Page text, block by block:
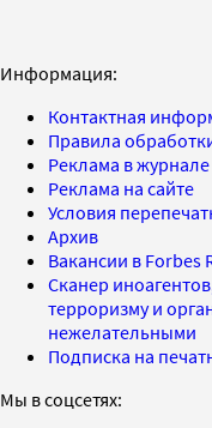
Информация:
Контактная
Правила
Реклама в журнале
Реклама на сайте
Условия
Архив
Вакансии в Forbes
Сканер
терроризму и
нежелательными
Подписка на
Мы в соцсетях: